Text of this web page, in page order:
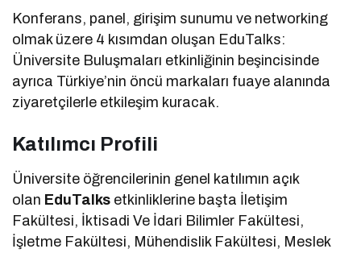
Konferans, panel, girişim sunumu ve networking
olmak üzere 4 kısımdan oluşan EduTalks:
Üniversite Buluşmaları etkinliğinin beşincisinde
ayrıca Türkiye’nin öncü markaları fuaye alanında
ziyaretçilerle etkileşim kuracak.
Katılımcı Profili
Üniversite öğrencilerinin genel katılımın açık
olan EduTalks etkinliklerine başta İletişim
Fakültesi, İktisadi Ve İdari Bilimler Fakültesi,
İşletme Fakültesi, Mühendislik Fakültesi, Meslek